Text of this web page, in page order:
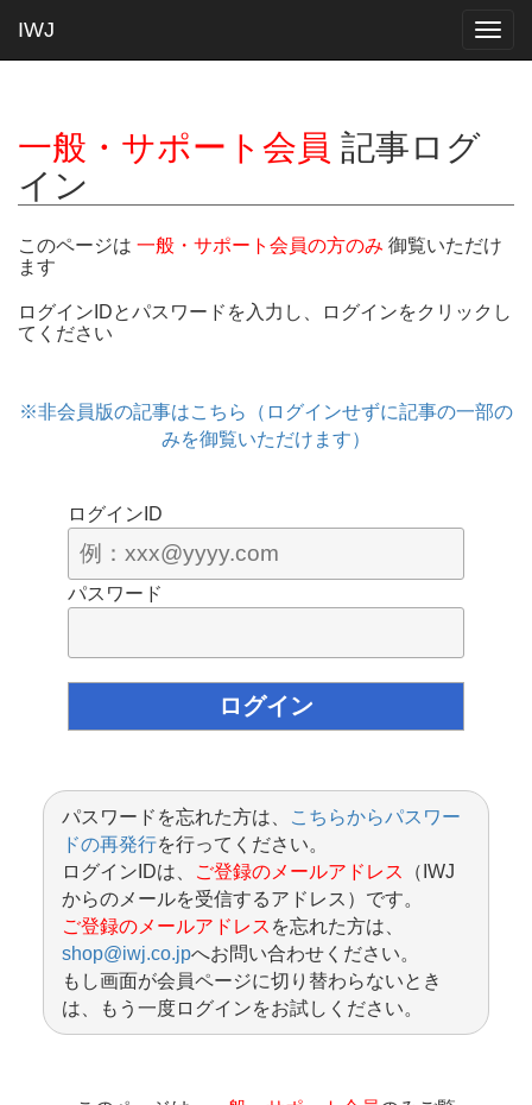
IWJ
一般・サポート会員 記事ログ
イン
このページは 一般・サポート会員の方のみ 御覧いただけ
ます
ログインIDとパスワードを入力し、ログインをクリックし
てください
※非会員版の記事はこちら（ログインせずに記事の一部の
みを御覧いただけます）
ログインID
パスワード
パスワードを忘れた方は、
こちらからパスワー
ドの再発行を行ってください。
ログインIDは、
ご登録のメールアドレス
（IWJ
からのメールを受信するアドレス）です。
ご登録のメールアドレス を忘れた方は、
shop@iwj.co.jpへお問い合わせください。
もし画面が会員ページに切り替わらないとき
は、もう一度ログインをお試しください。